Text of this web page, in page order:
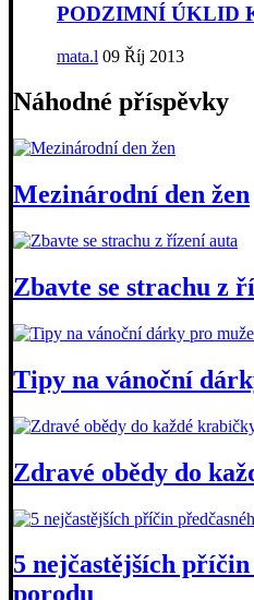
PODZIMNÍ ÚKLID
mata.l 09 Říj 2013
Náhodné příspěvky
Mezinárodní den žen
Zbavte se strachu z
Tipy na vánoční
Zdravé obědy do
5 nejčastějších příčin
porodu